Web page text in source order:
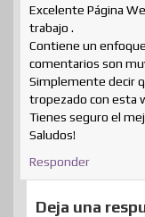
Excelente Página
trabajo .
Contiene un
comentarios son
Simplemente decir
tropezado con esta
Tienes seguro el
Saludos!
Responder
Deja una